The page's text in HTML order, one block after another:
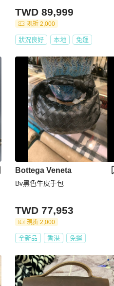
TWD 89,999
現折 2,000
狀況良好 本地 免運
Bottega Veneta
Bv黑色牛皮手包
TWD 77,953
現折 2,000
全新品 香港 免運